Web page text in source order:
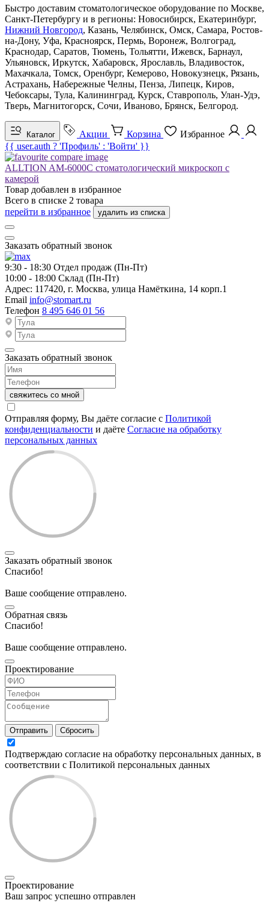
Быстро доставим стоматологическое оборудование по Москве,
Санкт-Петербургу и в регионы: Новосибирск, Екатеринбург,
Нижний Новгород, Казань, Челябинск, Омск, Самара, Ростов-
на-Дону, Уфа, Красноярск, Пермь, Воронеж, Волгоград,
Краснодар, Саратов, Тюмень, Тольятти, Ижевск, Барнаул,
Ульяновск, Иркутск, Хабаровск, Ярославль, Владивосток,
Махачкала, Томск, Оренбург, Кемерово, Новокузнецк, Рязань,
Астрахань, Набережные Челны, Пенза, Липецк, Киров,
Чебоксары, Тула, Калининград, Курск, Ставрополь, Улан-Удэ,
Тверь, Магнитогорск, Сочи, Иваново, Брянск, Белгород.
Каталог Акции Корзина
Избранное
{{ user.auth ? 'Профиль' : 'Войти' }}
ALLTION AM-6000C стоматологический микроскоп с
камерой
Товар добавлен в избранное
Всего в списке 2 товара
перейти в избранное
удалить из списка
Заказать обратный звонок
9:30 - 18:30 Отдел продаж (Пн-Пт)
10:00 - 18:00 Склад (Пн-Пт)
Адрес: 117420, г. Москва, улица Намёткина, 14 корп.1
Email info@stomart.ru
Телефон 8 495 646 01 56
Заказать обратный звонок
свяжитесь со мной
Отправляя форму, Вы даёте согласие с Политикой
конфиденциальности и даёте Согласие на обработку
персональных данных
Заказать обратный звонок
Спасибо!
Ваше сообщение отправлено.
Обратная связь
Спасибо!
Ваше сообщение отправлено.
Проектирование
Отправить Сбросить
Подтверждаю согласие на обработку персональных данных, в
соответствии с Политикой персональных данных
Проектирование
Ваш запрос успешно отправлен